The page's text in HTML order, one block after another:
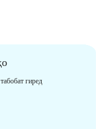
гиред